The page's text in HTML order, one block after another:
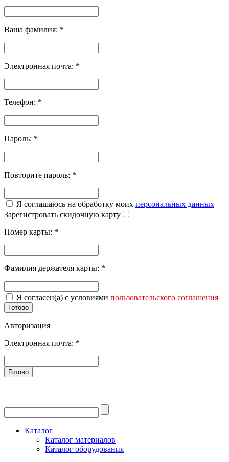
Ваша фамилия: *
Электронная почта: *
Телефон: *
Пароль: *
Повторите пароль: *
Я соглашаюсь на обработку моих персональных данных
Зарегистровать скидочную карту
Номер карты: *
Фамилия держателя карты: *
Я согласен(а) с условиями пользовательского соглашения
Готово
Авторизация
Электронная почта: *
Готово
Каталог
Каталог материалов
Каталог оборудования